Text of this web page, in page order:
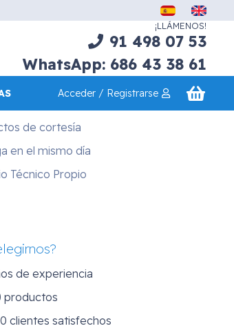
¡LLÁMENOS!
91 498 07 53
WhatsApp: 686 43 38 61
Acceder / Registrarse
Profesional
a medida
a domicilio
de cortesía
en el mismo día
Técnico Propio
de experiencia
productos
clientes satisfechos